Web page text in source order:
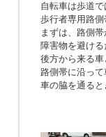
自転車は歩道で
歩行者専用路
まずは、路側
障害物を避け
後方から来る
路側帯に沿っ
車の脇を通ると